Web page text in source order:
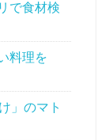
で食材検
料理を
」のマト